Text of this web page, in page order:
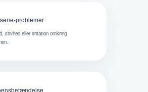
problemer
stivhed eller irritation omkring